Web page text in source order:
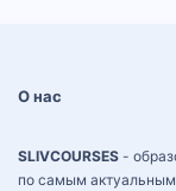
О нас
SLIVCOURSES -
по самым актуальным